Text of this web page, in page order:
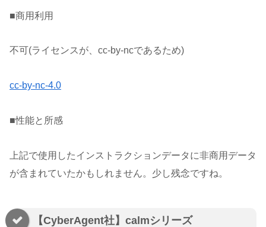
■商用利用
不可(ライセンスが、cc-by-ncであるため)
cc-by-nc-4.0
■性能と所感
上記で使用したインストラクションデータに非商用データ
が含まれていたかもしれません。少し残念ですね。
【CyberAgent社】calmシリーズ